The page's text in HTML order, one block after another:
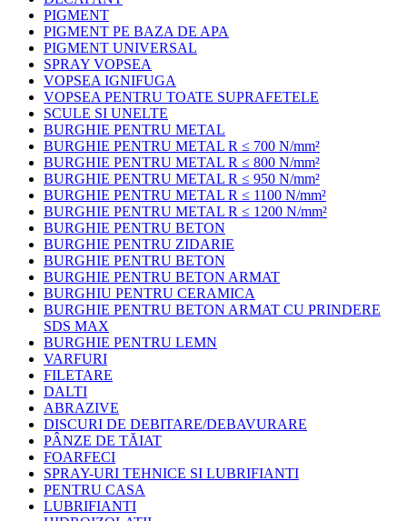
PIGMENT
PIGMENT PE BAZA DE APA
PIGMENT UNIVERSAL
SPRAY VOPSEA
VOPSEA IGNIFUGA
VOPSEA PENTRU TOATE SUPRAFETELE
SCULE SI UNELTE
BURGHIE PENTRU METAL
BURGHIE PENTRU METAL R ≤ 700 N/mm²
BURGHIE PENTRU METAL R ≤ 800 N/mm²
BURGHIE PENTRU METAL R ≤ 950 N/mm²
BURGHIE PENTRU METAL R ≤ 1100 N/mm²
BURGHIE PENTRU METAL R ≤ 1200 N/mm²
BURGHIE PENTRU BETON
BURGHIE PENTRU ZIDARIE
BURGHIE PENTRU BETON
BURGHIE PENTRU BETON ARMAT
BURGHIU PENTRU CERAMICA
BURGHIE PENTRU BETON ARMAT CU PRINDERE
SDS MAX
BURGHIE PENTRU LEMN
VARFURI
FILETARE
DALTI
ABRAZIVE
DISCURI DE DEBITARE/DEBAVURARE
PÂNZE DE TĂIAT
FOARFECI
SPRAY-URI TEHNICE SI LUBRIFIANTI
PENTRU CASA
LUBRIFIANTI